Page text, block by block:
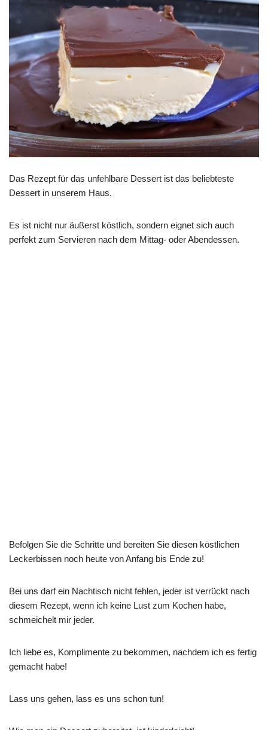
Das Rezept für das unfehlbare Dessert ist das beliebteste
Dessert in unserem Haus.
Es ist nicht nur äußerst köstlich, sondern eignet sich auch
perfekt zum Servieren nach dem Mittag- oder Abendessen.
Befolgen Sie die Schritte und bereiten Sie diesen köstlichen
Leckerbissen noch heute von Anfang bis Ende zu!
Bei uns darf ein Nachtisch nicht fehlen, jeder ist verrückt nach
diesem Rezept, wenn ich keine Lust zum Kochen habe,
schmeichelt mir jeder.
Ich liebe es, Komplimente zu bekommen, nachdem ich es fertig
gemacht habe!
Lass uns gehen, lass es uns schon tun!